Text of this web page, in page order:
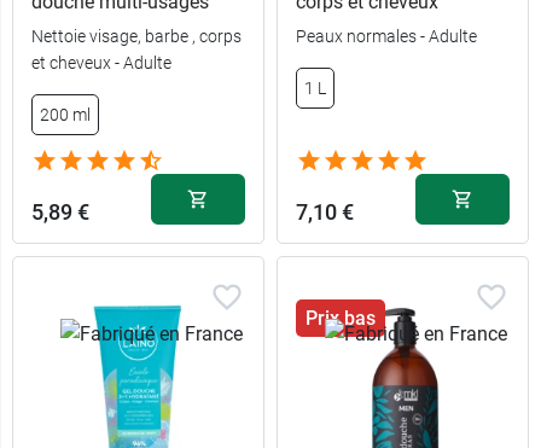
1 L
100 ml 1,89 €
200 ml
500 ml 9,99 €
Nettoie visage, barbe , corps
et cheveux - Adulte
200 ml
5,89 €
Peaux normales - Adulte
1 L
7,10 €
Prix bas